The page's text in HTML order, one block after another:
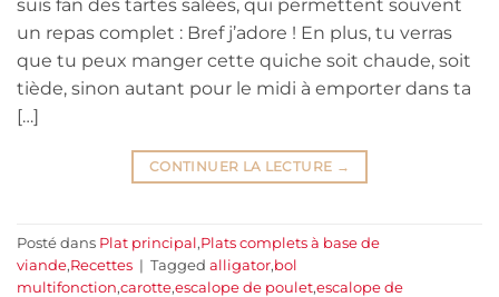
suis fan des tartes salées, qui permettent souvent
un repas complet : Bref j’adore ! En plus, tu verras
que tu peux manger cette quiche soit chaude, soit
tiède, sinon autant pour le midi à emporter dans ta
[…]
CONTINUER LA LECTURE →
Posté dans Plat principal,Plats complets à base de
viande,Recettes | Tagged alligator,bol
multifonction,carotte,escalope de poulet,escalope de